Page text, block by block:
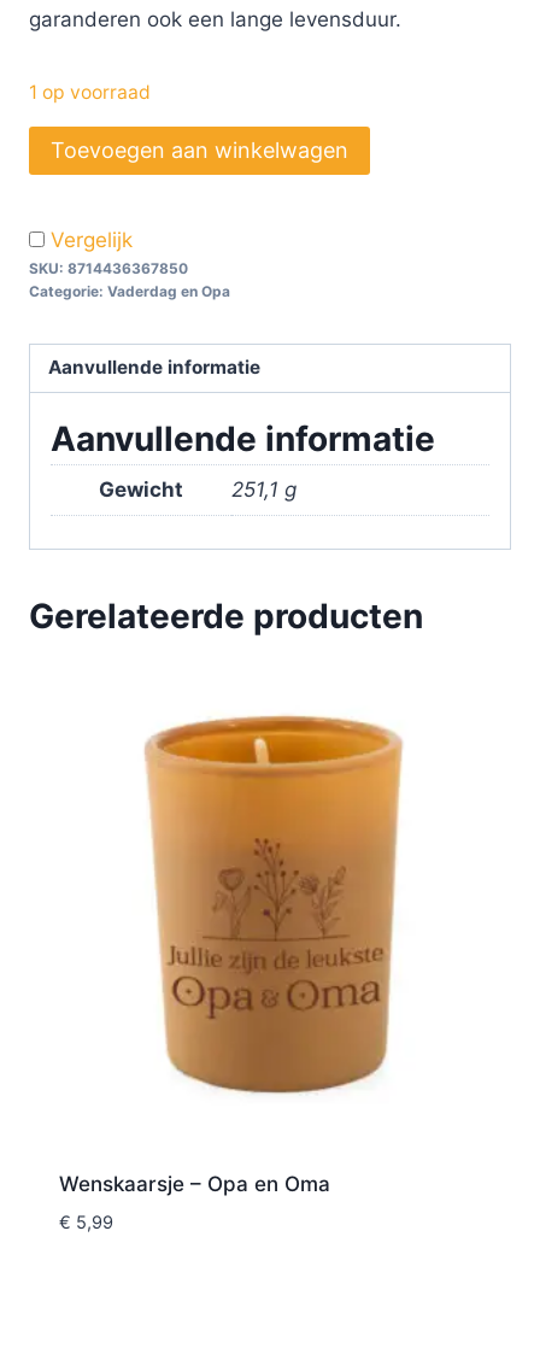
garanderen ook een lange levensduur.
1 op voorraad
Toevoegen aan winkelwagen
Vergelijk
SKU: 8714436367850
Categorie: Vaderdag en Opa
Aanvullende informatie
Aanvullende informatie
Gewicht 251,1 g
Gerelateerde producten
Wenskaarsje – Opa en Oma
€ 5,99